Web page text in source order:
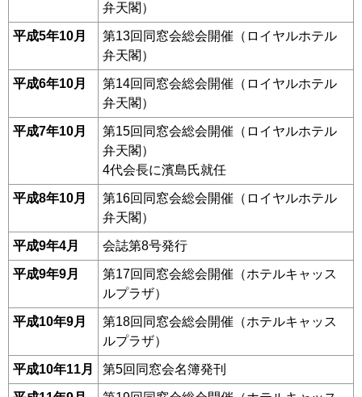
弁天閣）
平成5年10月
第13回同窓会総会開催（ロイヤルホテル
弁天閣）
平成6年10月
第14回同窓会総会開催（ロイヤルホテル
弁天閣）
平成7年10月
第15回同窓会総会開催（ロイヤルホテル
弁天閣）
4代会長に濱島氏就任
平成8年10月
第16回同窓会総会開催（ロイヤルホテル
弁天閣）
平成9年4月 会誌第8号発行
平成9年9月
第17回同窓会総会開催（ホテルキャッス
ルプラザ）
平成10年9月
第18回同窓会総会開催（ホテルキャッス
ルプラザ）
平成10年11月 第5回同窓会名簿発刊